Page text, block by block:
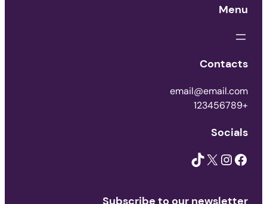
Instagram
X
TikTok
Subscribe to our